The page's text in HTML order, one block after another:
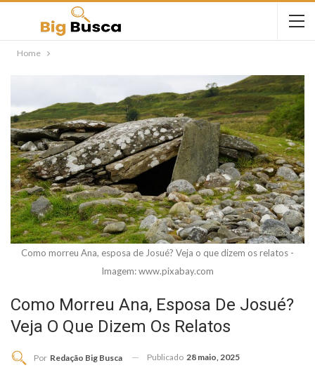
Home
Como morreu Ana, esposa de Josué? Veja o que dizem os relatos -
Imagem: www.pixabay.com
Como Morreu Ana, Esposa De Josué?
Veja O Que Dizem Os Relatos
Por Redação Big Busca Publicado 28 maio, 2025